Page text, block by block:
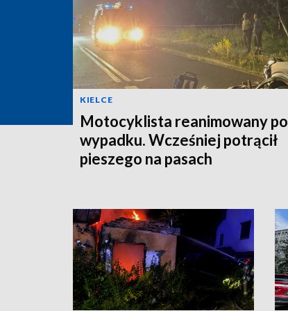
KIELCE
Motocyklista reanimowany po
wypadku. Wcześniej potrącił
pieszego na pasach